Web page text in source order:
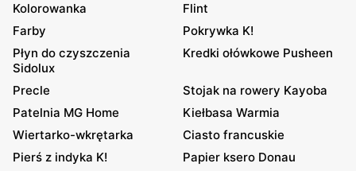
Kolorowanka
Flint
Farby
Pokrywka K!
Płyn do czyszczenia
Sidolux
Kredki ołówkowe Pusheen
Precle
Stojak na rowery Kayoba
Patelnia MG Home
Kiełbasa Warmia
Wiertarko-wkrętarka
Ciasto francuskie
Pierś z indyka K!
Papier ksero Donau